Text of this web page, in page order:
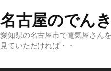
名古屋のでん
愛知県の名古屋市で電気屋さん
見ていただければ・・